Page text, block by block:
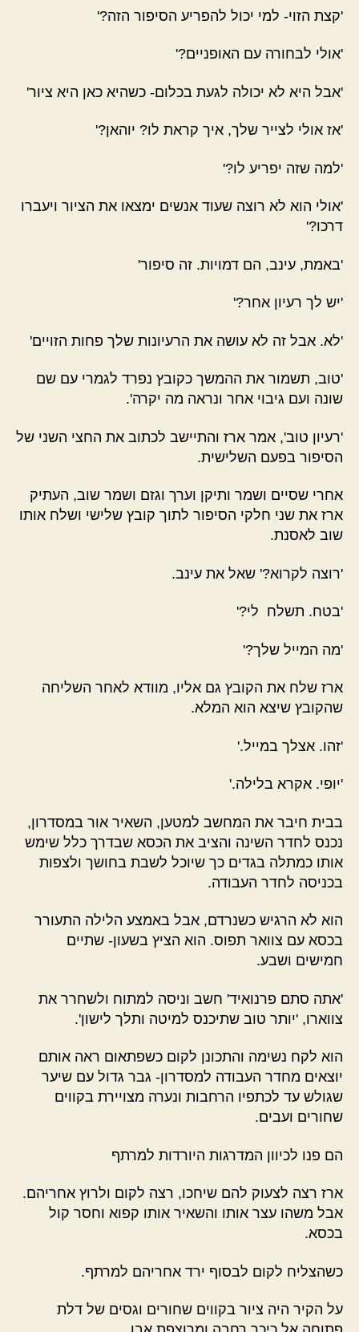
'קצת הזוי- למי יכול להפריע הסיפור הזה?'
'אולי לבחורה עם האופניים?'
'אבל היא לא יכולה לגעת בכלום- כשהיא כאן היא ציור'
'אז אולי לצייר שלך, איך קראת לו? יוהאן?'
'למה שזה יפריע לו?'
'אולי הוא לא רוצה שעוד אנשים ימצאו את הציור ויעברו
דרכו?'
'באמת, עינב, הם דמויות. זה סיפור'
'יש לך רעיון אחר?'
'לא. אבל זה לא עושה את הרעיונות שלך פחות הזויים'
'טוב, תשמור את ההמשך כקובץ נפרד לגמרי עם שם
שונה ועם גיבוי אחר ונראה מה יקרה'.
'רעיון טוב', אמר ארז והתיישב לכתוב את החצי השני של
הסיפור בפעם השלישית.
אחרי שסיים ושמר ותיקן וערך וגזם ושמר שוב, העתיק
ארז את שני חלקי הסיפור לתוך קובץ שלישי ושלח אותו
שוב לאסנת.
'רוצה לקרוא?' שאל את עינב.
'בטח. תשלח לי?'
'מה המייל שלך?'
ארז שלח את הקובץ גם אליו, מוודא לאחר השליחה
שהקובץ שיצא הוא המלא.
'זהו. אצלך במייל.'
'יופי. אקרא בלילה.'
בבית חיבר את המחשב למטען, השאיר אור במסדרון,
נכנס לחדר השינה והציב את הכסא שבדרך כלל שימש
אותו כמתלה בגדים כך שיוכל לשבת בחושך ולצפות
בכניסה לחדר העבודה.
הוא לא הרגיש כשנרדם, אבל באמצע הלילה התעורר
בכסא עם צוואר תפוס. הוא הציץ בשעון- שתיים
חמישים ושבע.
'אתה סתם פרנואיד' חשב וניסה למתוח ולשחרר את
צווארו, 'יותר טוב שתיכנס למיטה ותלך לישון'.
הוא לקח נשימה והתכונן לקום כשפתאום ראה אותם
יוצאים מחדר העבודה למסדרון- גבר גדול עם שיער
שגולש עד לכתפיו הרחבות ונערה מצויירת בקווים
שחורים ועבים.
הם פנו לכיוון המדרגות היורדות למרתף
ארז רצה לצעוק להם שיחכו, רצה לקום ולרוץ אחריהם.
אבל משהו עצר אותו והשאיר אותו קפוא וחסר קול
בכסא.
כשהצליח לקום לבסוף ירד אחריהם למרתף.
על הקיר היה ציור בקווים שחורים וגסים של דלת